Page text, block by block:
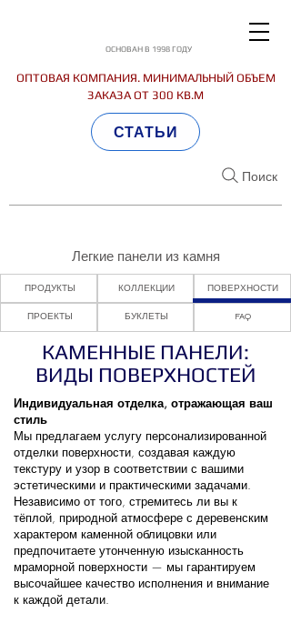
ОСНОВАН В 1998 ГОДУ
ОПТОВАЯ КОМПАНИЯ. МИНИМАЛЬНЫЙ ОБЪЕМ
ЗАКАЗА ОТ 300 КВ.М
Поиск
СТАТЬИ
Легкие панели из камня
ПРОДУКТЫ
ПРОЕКТЫ
КОЛЛЕКЦИИ
БУКЛЕТЫ
ПОВЕРХНОСТИ
FAQ
КАМЕННЫЕ ПАНЕЛИ:
ВИДЫ ПОВЕРХНОСТЕЙ
Индивидуальная отделка, отражающая ваш
стиль
Мы предлагаем услугу персонализированной
отделки поверхности, создавая каждую
текстуру и узор в соответствии с вашими
эстетическими и практическими задачами.
Независимо от того, стремитесь ли вы к
тёплой, природной атмосфере с деревенским
характером каменной облицовки или
предпочитаете утонченную изысканность
мраморной поверхности — мы гарантируем
высочайшее качество исполнения и внимание
к каждой детали.